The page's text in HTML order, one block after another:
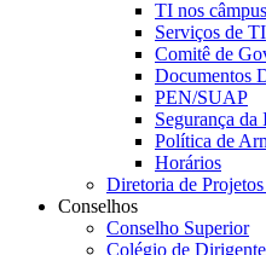
TI nos câmpus
Serviços de TI
Comitê de
Documentos
PEN/SUAP
Segurança da
Política de
Horários
Diretoria de
Conselhos
Conselho Superior
Colégio de